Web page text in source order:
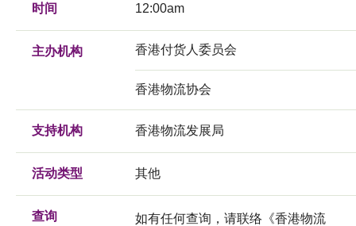
时间 12:00am
主办机构 香港付货人委员会
香港物流协会
支持机构 香港物流发展局
活动类型 其他
查询
如有任何查询，请联络《香港物流